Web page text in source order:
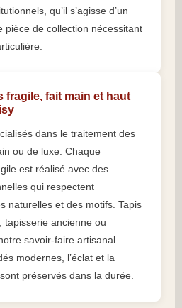
qu’il s’agisse d’un
pièce de collection nécessitant
fragile, fait main et haut
dans le traitement des
ou de luxe. Chaque
est réalisé avec des
qui respectent
naturelles et des motifs. Tapis
tapisserie ancienne ou
savoir-faire artisanal
modernes, l’éclat et la
préservés dans la durée.